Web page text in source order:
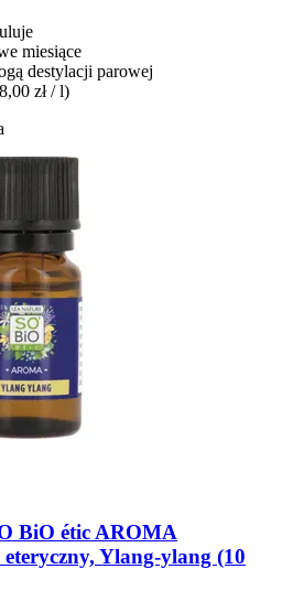
miesiące
destylacji parowej
zł / l)
BiO éticAROMA
Ylang-​ylang (10